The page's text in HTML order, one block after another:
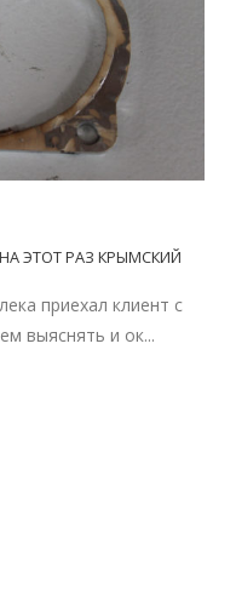
ЭТОТ РАЗ КРЫМСКИЙ
приехал клиент с
выяснять и ок...